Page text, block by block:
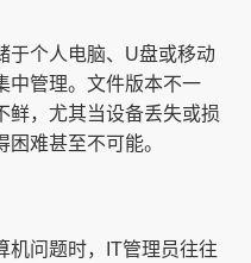
于个人电脑、U盘或移动
中管理。文件版本不一
鲜，尤其当设备丢失或损
难甚至不可能。
机问题时，IT管理员往往